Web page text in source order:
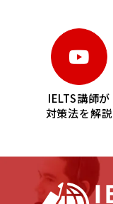
IELTS講師が
対策法を解説